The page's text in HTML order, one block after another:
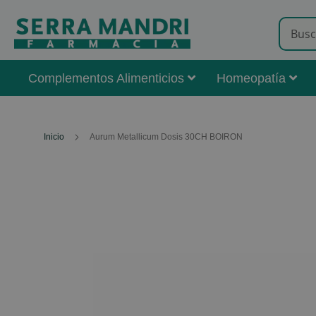
Complementos Alimenticios Homeopatía
Inicio Aurum Metallicum Dosis 30CH BOIRON